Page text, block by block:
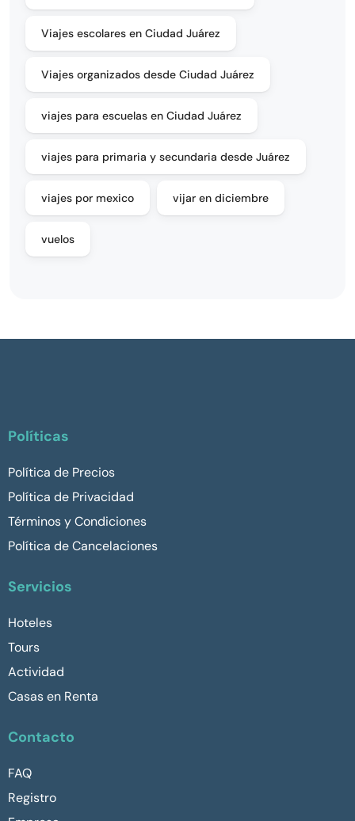
Viajes escolares en Ciudad Juárez
Viajes organizados desde Ciudad Juárez
viajes para escuelas en Ciudad Juárez
viajes para primaria y secundaria desde Juárez
viajes por mexico vijar en diciembre
vuelos
Políticas
Política de Precios
Política de Privacidad
Términos y Condiciones
Política de Cancelaciones
Servicios
Hoteles
Tours
Actividad
Casas en Renta
Contacto
FAQ
Registro